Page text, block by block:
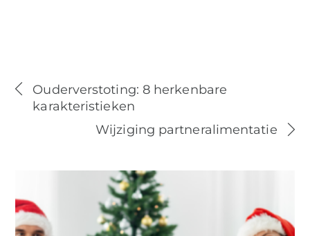
Ouderverstoting: 8 herkenbare
karakteristieken
Wijziging partneralimentatie